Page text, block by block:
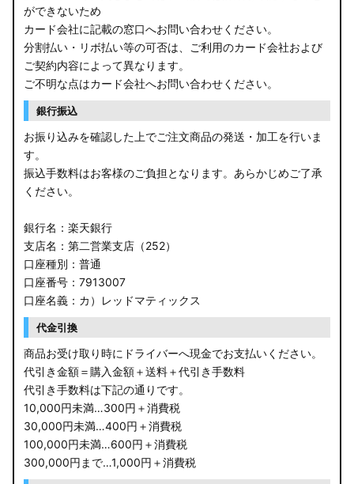
ができないため
カード会社に記載の窓口へお問い合わせください。
分割払い・リボ払い等の可否は、ご利用のカード会社および
ご契約内容によって異なります。
ご不明な点はカード会社へお問い合わせください。
銀行振込
お振り込みを確認した上でご注文商品の発送・加工を行いま
す。
振込手数料はお客様のご負担となります。あらかじめご了承
ください。
銀行名：楽天銀行
支店名：第二営業支店（252）
口座種別：普通
口座番号：7913007
口座名義：カ）レッドマティックス
代金引換
商品お受け取り時にドライバーへ現金でお支払いください。
代引き金額＝購入金額＋送料＋代引き手数料
代引き手数料は下記の通りです。
10,000円未満…300円＋消費税
30,000円未満…400円＋消費税
100,000円未満…600円＋消費税
300,000円まで…1,000円＋消費税